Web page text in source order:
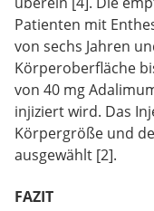
Patienten mit
von sechs Jahren
Körperoberfläche
von 40 mg
injiziert wird. Das
Körpergröße und
ausgewählt [2].
FAZIT